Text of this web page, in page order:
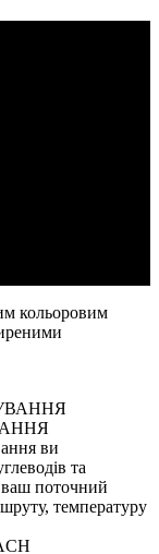
кольоровим
ви
та
поточний
температуру